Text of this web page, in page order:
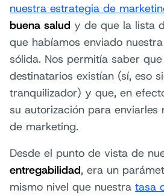
nuestra estrategia de
buena salud y de que la lista
que habíamos enviado
sólida. Nos permitía saber
destinatarios existían (sí, eso
tranquilizador) y que, en
su autorización para enviarles
de marketing.
Desde el punto de vista de
entregabilidad, era un
mismo nivel que nuestra tasa